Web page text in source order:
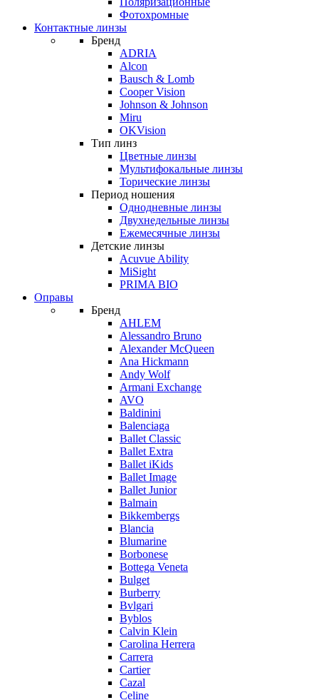
Фотохромные
Контактные линзы
Бренд
ADRIA
Alcon
Bausch & Lomb
Cooper Vision
Johnson & Johnson
Miru
OKVision
Тип линз
Цветные линзы
Мультифокальные линзы
Торические линзы
Период ношения
Однодневные линзы
Двухнедельные линзы
Ежемесячные линзы
Детские линзы
Acuvue Ability
MiSight
PRIMA BIO
Оправы
Бренд
AHLEM
Alessandro Bruno
Alexander McQueen
Ana Hickmann
Andy Wolf
Armani Exchange
AVO
Baldinini
Balenciaga
Ballet Classic
Ballet Extra
Ballet iKids
Ballet Image
Ballet Junior
Balmain
Bikkembergs
Blancia
Blumarine
Borbonese
Bottega Veneta
Bulget
Burberry
Bvlgari
Byblos
Calvin Klein
Carolina Herrera
Carrera
Cartier
Cazal
Celine